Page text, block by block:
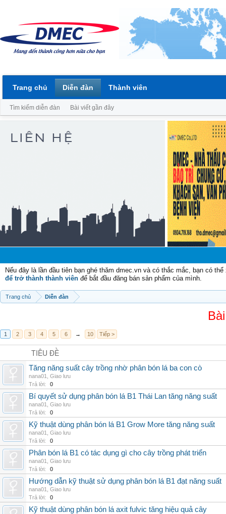
Nếu đây là lần đầu tiên bạn ghé thăm dmec.vn và có thắc mắc, bạn có
để trở thành thành viên để bắt đầu đăng bán sản phẩm của mình.
Trang chủ Diễn đàn
1 2 3 4 5 6 → 10 Tiếp >
TIÊU ĐỀ
Tăng năng suất cây trồng nhờ phân bón lá ba con cò
nana01
Giao lưu
Trả lời:
0
Bí quyết sử dụng phân bón lá B1 Thái Lan tăng năng suất
nana01
Giao lưu
Trả lời:
0
Kỹ thuật dùng phân bón lá B1 Grow More tăng năng suất
nana01
Giao lưu
Trả lời:
0
Phân bón lá B1 có tác dụng gì cho cây trồng phát triển
nana01
Giao lưu
Trả lời:
0
Hướng dẫn kỹ thuật sử dụng phân bón lá B1 đạt năng suất
nana01
Giao lưu
Trả lời:
0
Kỹ thuật dùng phân bón lá axit fulvic tăng hiệu quả cây
Trang chủ Diễn đàn
Tìm kiếm diễn đàn Bài viết gần đây
Thành viên